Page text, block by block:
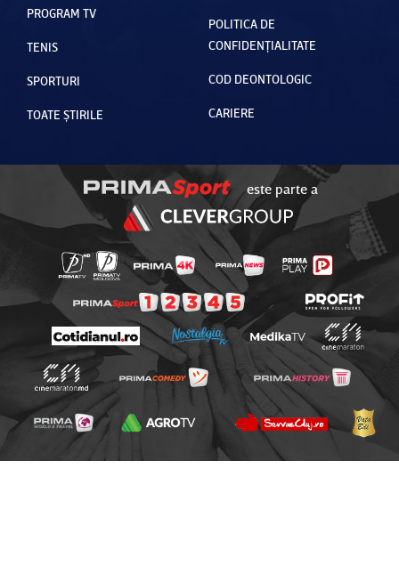
PROGRAM TV
TENIS
SPORTURI
TOATE ȘTIRILE
POLITICA DE
CONFIDENȚIALITATE
COD DEONTOLOGIC
CARIERE
este parte a